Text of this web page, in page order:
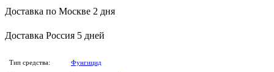
Доставка по Москве 2 дня
Доставка Россия 5 дней
Тип средства:
Фунгицид